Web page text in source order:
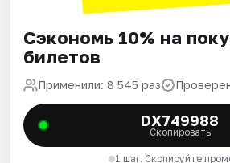
Сэкономь 10% на
билетов
Применили: 8 545 раз
DX749988
Скопировать
1 шаг. Скопируйте